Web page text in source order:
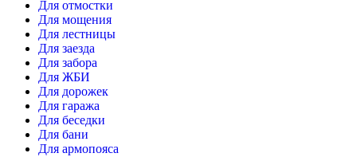
Для отмостки
Для мощения
Для лестницы
Для заезда
Для забора
Для ЖБИ
Для дорожек
Для гаража
Для беседки
Для бани
Для армопояса